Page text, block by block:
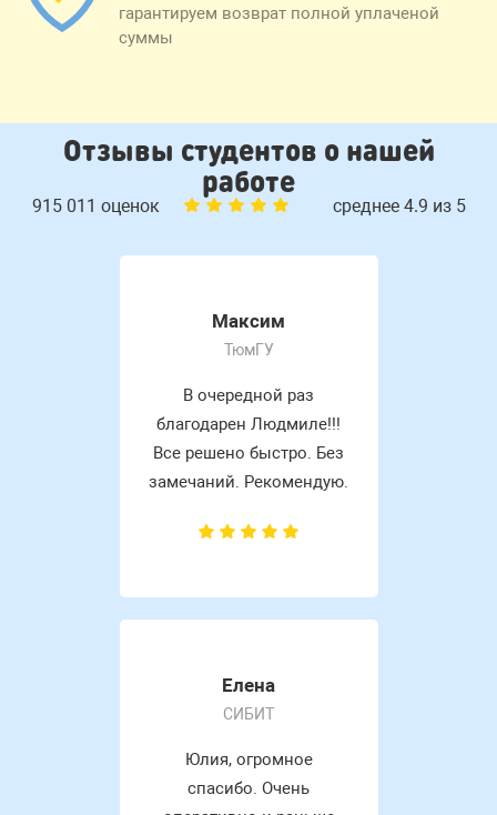
гарантируем возврат полной уплаченой
суммы
Отзывы студентов о нашей
работе
915 011 оценок среднее 4.9 из 5
Максим
ТюмГУ
В очередной раз
благодарен Людмиле!!!
Все решено быстро. Без
замечаний. Рекомендую.
Елена
СИБИТ
Юлия, огромное
спасибо. Очень